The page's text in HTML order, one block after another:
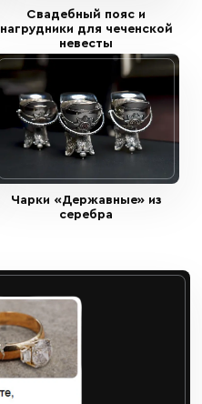
Cвадебный пояс и
нагрудники для чеченской
невесты
Чарки «Державные» из
серебра